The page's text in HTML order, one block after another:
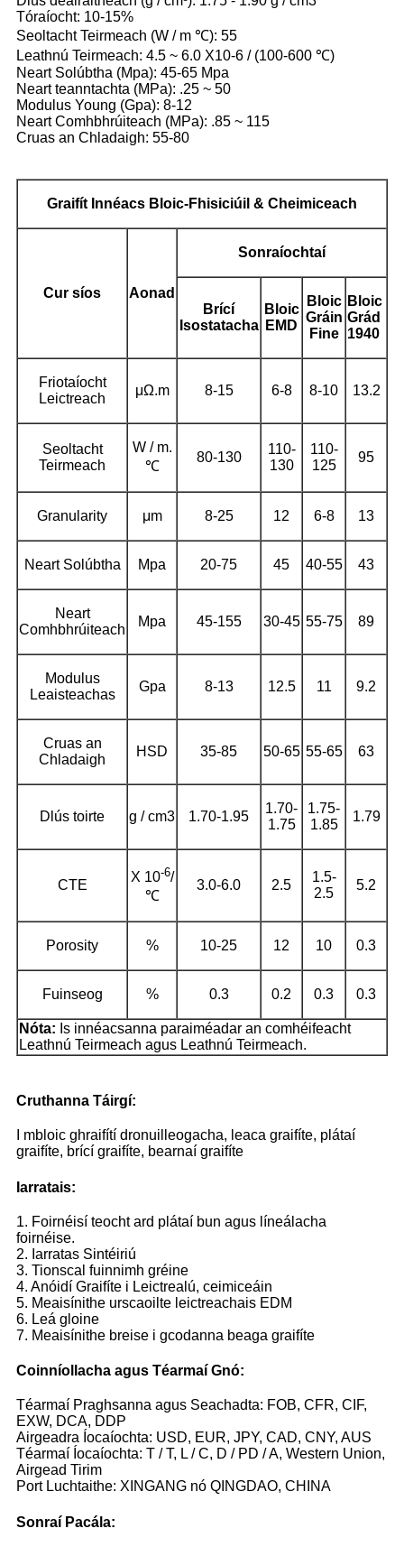
Tóraíocht: 10-15%
Seoltacht Teirmeach (W / m ℃): 55
Leathnú Teirmeach: 4.5 ~ 6.0 X10-6 / (100-600 ℃)
Neart Solúbtha (Mpa): 45-65 Mpa
Neart teanntachta (MPa): .25 ~ 50
Modulus Young (Gpa): 8-12
Neart Comhbhrúiteach (MPa): .85 ~ 115
Cruas an Chladaigh: 55-80
Graifít Innéacs Bloic-Fhisiciúil & Cheimiceach
Cur síos Aonad
Sonraíochtaí
Brící
Isostatacha
Bloic
EMD
Bloic
Gráin
Fine
Bloic
Grád
1940
Friotaíocht
Leictreach
μΩ.m 8-15 6-8 8-10 13.2
Seoltacht
Teirmeach
W / m.
℃
80-130
110-
130
110-
125
95
Granularity μm 8-25 12 6-8 13
Neart Solúbtha Mpa 20-75 45 40-55 43
Neart
Comhbhrúiteach
Mpa 45-155 30-45 55-75 89
Modulus
Leaisteachas
Gpa 8-13 12.5 11 9.2
Cruas an
Chladaigh
HSD 35-85 50-65 55-65 63
Dlús toirte g / cm3 1.70-1.95
1.70-
1.75
1.75-
1.85
1.79
CTE
X 10-6/
℃
3.0-6.0 2.5
1.5-
2.5
5.2
Porosity % 10-25 12 10 0.3
Fuinseog % 0.3 0.2 0.3 0.3
Nóta: Is innéacsanna paraiméadar an comhéifeacht
Leathnú Teirmeach agus Leathnú Teirmeach.
Cruthanna Táirgí:
I mbloic ghraifítí dronuilleogacha, leaca graifíte, plátaí
graifíte, brící graifíte, bearnaí graifíte
Iarratais:
1. Foirnéisí teocht ard plátaí bun agus líneálacha
foirnéise.
2. Iarratas Sintéiriú
3. Tionscal fuinnimh gréine
4. Anóidí Graifíte i Leictrealú, ceimiceáin
5. Meaisínithe urscaoilte leictreachais EDM
6. Leá gloine
7. Meaisínithe breise i gcodanna beaga graifíte
Coinníollacha agus Téarmaí Gnó:
Téarmaí Praghsanna agus Seachadta: FOB, CFR, CIF,
EXW, DCA, DDP
Airgeadra Íocaíochta: USD, EUR, JPY, CAD, CNY, AUS
Téarmaí Íocaíochta: T / T, L / C, D / PD / A, Western Union,
Airgead Tirim
Port Luchtaithe: XINGANG nó QINGDAO, CHINA
Sonraí Pacála: